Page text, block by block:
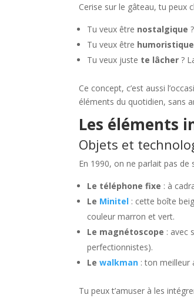
Cerise sur le gâteau, tu peux
Tu veux être nostalgique
Tu veux être humoristique
Tu veux juste te lâcher ?
Ce concept, c’est aussi
éléments du quotidien, sans
Les éléments
Objets et
En 1990, on ne parlait pas
Le téléphone fixe : à
Le Minitel : cette boîte
couleur marron et vert.
Le magnétoscope : avec
perfectionnistes).
Lewalkman : ton meilleur
Tu peux t’amuser à les